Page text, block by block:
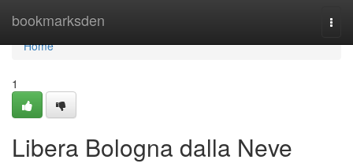
bookmarksden
Home
Home
1
Libera Bologna dalla Neve